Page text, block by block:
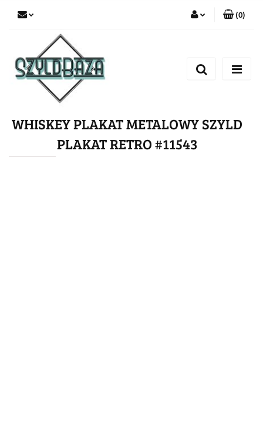
Zarejestruj się
(0)
WHISKEY PLAKAT METALOWY SZYLD
PLAKAT RETRO #11543